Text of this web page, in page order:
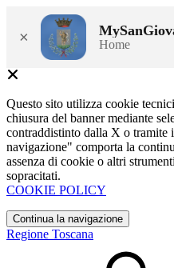
× Home
Questo sito utilizza cookie
chiusura del banner mediante
contraddistinto dalla X o tramite
navigazione" comporta la
assenza di cookie o altri
sopracitati.
COOKIE POLICY
Continua la navigazione
Regione Toscana